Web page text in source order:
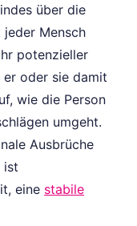
über die
Mensch
potenzieller
oder sie damit
wie die Person
umgeht.
Ausbrüche
ist
eine stabile